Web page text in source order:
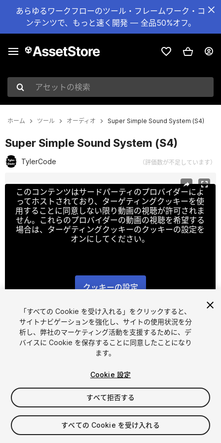
あらゆるワークフローのツール・フレームワーク・コ
ンテンツで、もっと速く開発 — 全品50%オフ。
アセットの検索
ホーム ツール オーディオ Super Simple Sound System (S4)
Super Simple Sound System (S4)
TylerCode （評価数が不足しています）
このコンテンツはサードパーティのプロバイダーによ
ってホストされており、ターゲティングクッキーを使
用することに同意しない限り動画の視聴が許可されま
せん。これらのプロバイダーの動画の視聴を希望する
場合は、ターゲティングクッキーのクッキーの設定を
オンにしてください。
クッキーの設定
FREE
マイアセットに追加する
「すべての Cookie を受け入れる」をクリックすると、
サイトナビゲーションを強化し、サイトの使用状況を分
析し、弊社のマーケティング活動を支援するために、デ
バイスに Cookie を保存することに同意したことになり
ます。
Cookie 設定
すべて拒否する
すべての Cookie を受け入れる